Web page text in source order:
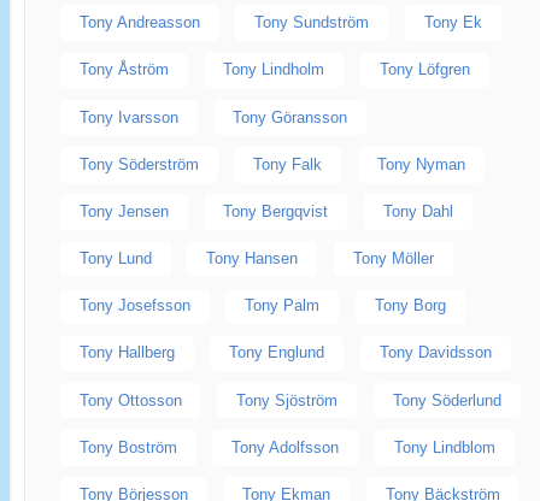
Tony Andreasson Tony Sundström Tony Ek
Tony Åström Tony Lindholm Tony Löfgren
Tony Ivarsson Tony Göransson
Tony Söderström Tony Falk Tony Nyman
Tony Jensen Tony Bergqvist Tony Dahl
Tony Lund Tony Hansen Tony Möller
Tony Josefsson Tony Palm Tony Borg
Tony Hallberg Tony Englund Tony Davidsson
Tony Ottosson Tony Sjöström Tony Söderlund
Tony Boström Tony Adolfsson Tony Lindblom
Tony Börjesson Tony Ekman Tony Bäckström